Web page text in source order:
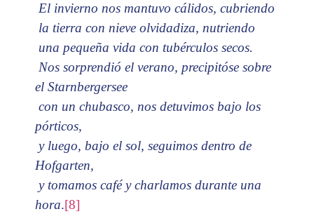
El invierno nos mantuvo cálidos, cubriendo
la tierra con nieve olvidadiza, nutriendo
una pequeña vida con tubérculos secos.
Nos sorprendió el verano, precipitóse sobre
el Starnbergersee
con un chubasco, nos detuvimos bajo los
pórticos,
y luego, bajo el sol, seguimos dentro de
Hofgarten,
y tomamos café y charlamos durante una
hora.[8]